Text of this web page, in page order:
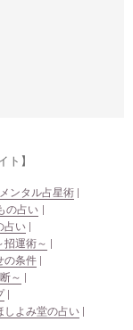
ト】
ンタル占星術
の占い
占い
招運術～
の条件
～
よみ堂の占い